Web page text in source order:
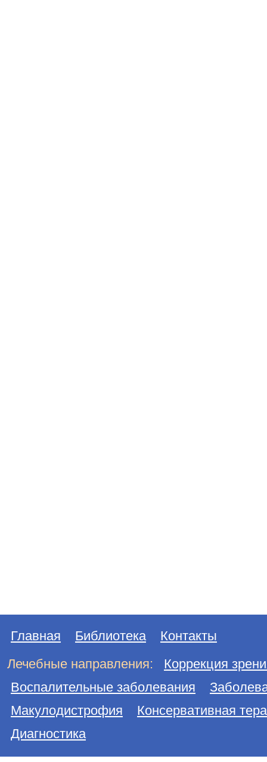
Главная Библиотека
Контакты
Лечебные направления:
Коррекция
Воспалительные заболевания
Макулодистрофия
Консервативная
Диагностика